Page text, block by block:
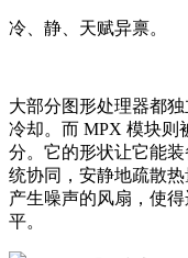
冷、静、天赋异禀。
大部分图形处理器都
冷却。而 MPX 模块则
分。它的形状让它能
统协同，安静地疏散
产生噪声的风扇，使
平。